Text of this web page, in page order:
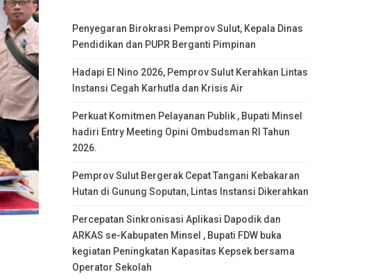
Penyegaran Birokrasi Pemprov Sulut, Kepala Dinas
Pendidikan dan PUPR Berganti Pimpinan
Hadapi El Nino 2026, Pemprov Sulut Kerahkan Lintas
Instansi Cegah Karhutla dan Krisis Air
Perkuat Komitmen Pelayanan Publik , Bupati Minsel
hadiri Entry Meeting Opini Ombudsman RI Tahun
2026.
Pemprov Sulut Bergerak Cepat Tangani Kebakaran
Hutan di Gunung Soputan, Lintas Instansi Dikerahkan
Percepatan Sinkronisasi Aplikasi Dapodik dan
ARKAS se-Kabupaten Minsel , Bupati FDW buka
kegiatan Peningkatan Kapasitas Kepsek bersama
Operator Sekolah